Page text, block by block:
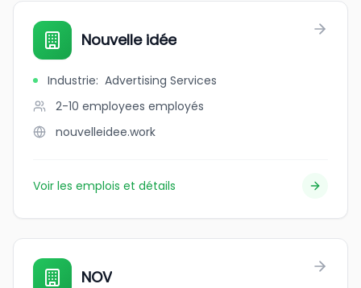
Nouvelle idée
Industrie: Advertising Services
2-10 employees employés
nouvelleidee.work
Voir les emplois et détails
NOV